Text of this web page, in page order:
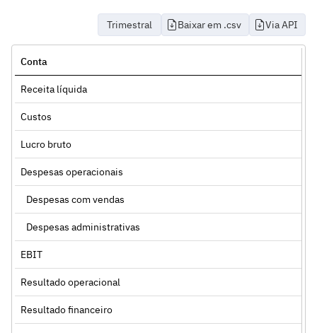
Trimestral Baixar em .csv Via API
Conta
Receita líquida
Custos
Lucro bruto
Despesas operacionais
Despesas com vendas
Despesas administrativas
EBIT
Resultado operacional
Resultado financeiro